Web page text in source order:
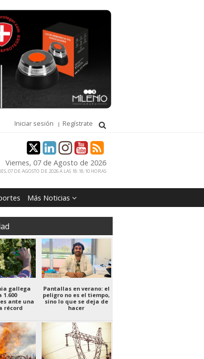
Iniciar sesión Regístrate
Viernes, 07 de Agosto de 2026
07 DE AGOSTO DE 2026 A LAS 18:18:10 HORAS
Más Noticias
gallega
1.600
ante una
récord
Pantallas en verano: el
peligro no es el tiempo,
sino lo que se deja de
hacer